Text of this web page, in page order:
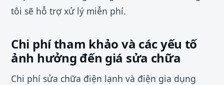
tôi sẽ hỗ trợ xử lý miễn phí.
Chi phí tham khảo và các yếu tố
ảnh hưởng đến giá sửa chữa
Chi phí sửa chữa điện lạnh và điện gia dụng